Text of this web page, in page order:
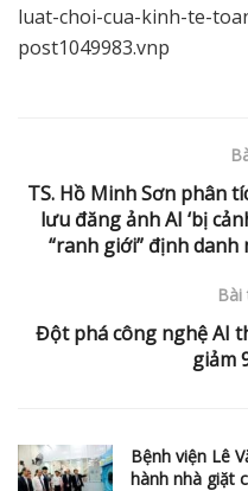
luat-choi-cua-kinh-te-
post1049983.vnp
TS. Hồ Minh Sơn phân
lưu đăng ảnh AI ‘bị
“ranh giới” định
Đột phá công nghệ AI
giảm
Bệnh viện Lê
hành nhà giặt